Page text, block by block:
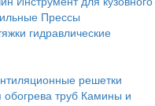
Прессы
гидравлические
решетки
труб Камины и